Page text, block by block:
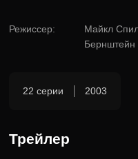
В этом сезоне, Карла и
счастливыми
анализировать
Режиссер:
Майкл
Бернштейн
22 серии 2003
Трейлер